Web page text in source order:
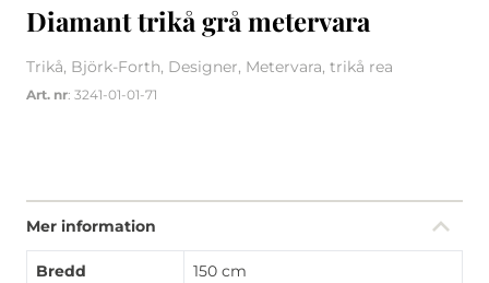
Diamant trikå grå metervara
Trikå, Björk-Forth, Designer, Metervara, trikå rea
Art. nr: 3241-01-01-71
Mer information
Bredd 150 cm